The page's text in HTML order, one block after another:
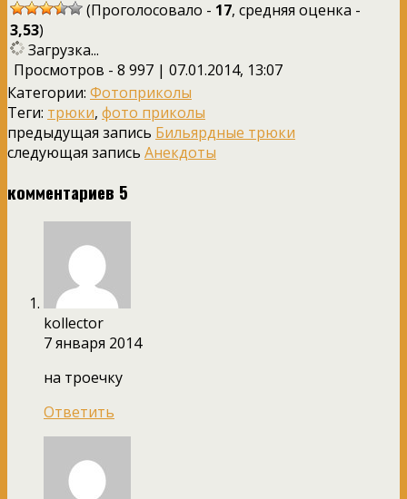
(Проголосовало - 17, средняя оценка -
3,53)
Загрузка...
Просмотров - 8 997 | 07.01.2014, 13:07
Категории: Фотоприколы
Теги: трюки, фото приколы
предыдущая запись Бильярдные трюки
следующая запись Анекдоты
комментариев 5
kollector
7 января 2014
на троечку
Ответить